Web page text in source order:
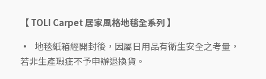
【 TOLI Carpet 居家風格地毯全系列 】
地毯紙箱經開封後，因屬日用品有衛生安全之考量，
若非生產瑕疵不予申辦退換貨。